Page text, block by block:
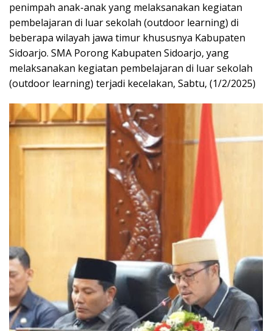
penimpah anak-anak yang melaksanakan kegiatan
pembelajaran di luar sekolah (outdoor learning) di
beberapa wilayah jawa timur khususnya Kabupaten
Sidoarjo. SMA Porong Kabupaten Sidoarjo, yang
melaksanakan kegiatan pembelajaran di luar sekolah
(outdoor learning) terjadi kecelakan, Sabtu, (1/2/2025)